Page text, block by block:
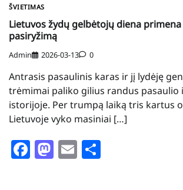
ŠVIETIMAS
Lietuvos žydų gelbėtojų diena
pasiryžimą
Admin 2026-03-13 0
Antrasis pasaulinis karas ir jį lydėję
trėmimai paliko gilius randus pasaulio
istorijoje. Per trumpą laiką tris kartus
Lietuvoje vyko masiniai […]
Facebook
Mastodon
Email